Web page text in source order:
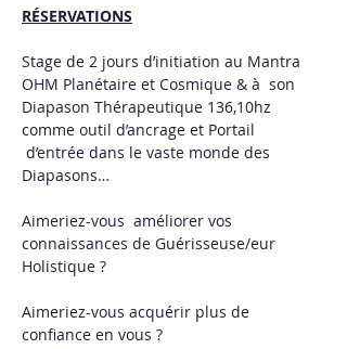
RÉSERVATIONS
Stage de 2 jours d’initiation au Mantra
OHM Planétaire et Cosmique & à  son
Diapason Thérapeutique 136,10hz
comme outil d’ancrage et Portail
d’entrée dans le vaste monde des
Diapasons…
Aimeriez-vous  améliorer vos
connaissances de Guérisseuse/eur
Holistique ?
Aimeriez-vous acquérir plus de
confiance en vous ?